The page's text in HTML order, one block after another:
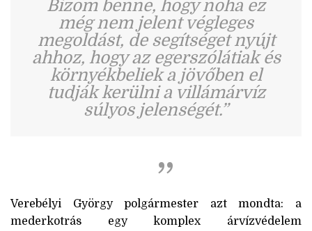
Bízom benne, hogy noha ez
még nem jelent végleges
megoldást, de segítséget nyújt
ahhoz, hogy az egerszólátiak és
környékbeliek a jövőben el
tudják kerülni a villámárvíz
súlyos jelenségét.”
Verebélyi György polgármester azt mondta: a
mederkotrás egy komplex árvízvédelem